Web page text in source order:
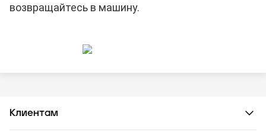
возвращайтесь в машину.
Клиентам